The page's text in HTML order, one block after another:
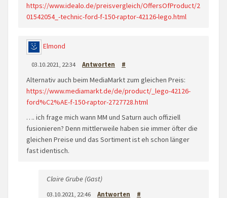
https://www.idealo.de/preisvergleich/OffersOfProduct/2
01542054_-technic-ford-f-150-raptor-42126-lego.html
Elmond
03.10.2021, 22:34 Antworten #
Alternativ auch beim MediaMarkt zum gleichen Preis:
https://www.mediamarkt.de/de/product/_lego-42126-
ford%C2%AE-f-150-raptor-2727728.html
…. ich frage mich wann MM und Saturn auch offiziell
fusionieren? Denn mittlerweile haben sie immer öfter die
gleichen Preise und das Sortiment ist eh schon länger
fast identisch.
Claire Grube (Gast)
03.10.2021, 22:46 Antworten #